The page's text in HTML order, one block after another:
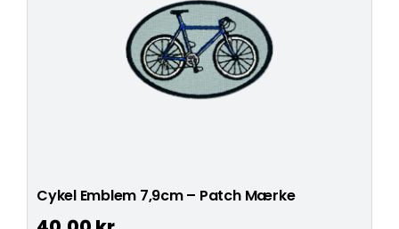
Cykel Emblem 7,9cm – Patch Mærke